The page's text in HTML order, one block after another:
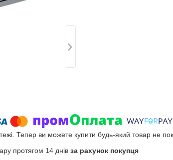
Тепер ви можете купити будь-який товар не
протягом 14 днів за рахунок покупця